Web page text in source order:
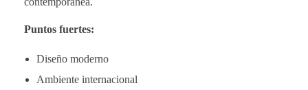
Puntos fuertes:
Diseño moderno
Ambiente internacional